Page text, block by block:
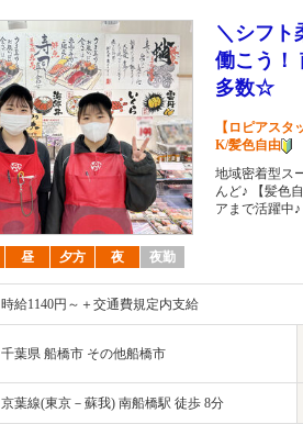
昼 夕方 夜 夜勤
＼シフト
働こう！
多数☆
【ロピアス
K/髪色自由
地域密着型ス
んど♪ 【髪色
アまで活躍中
時給1140円～＋交通費規定内支給
千葉県 船橋市 その他船橋市
京葉線(東京－蘇我) 南船橋駅 徒歩 8分